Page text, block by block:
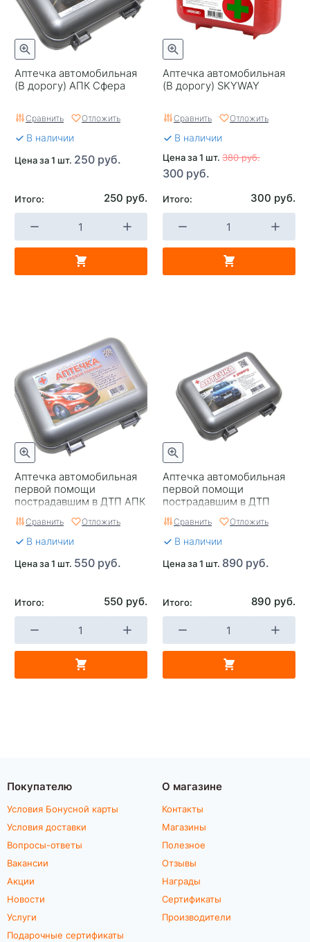
Аптечка автомобильная
(В дорогу) АПК Сфера
Сравнить Отложить
В наличии
Цена за 1 шт. 250 руб.
Итого: 250 руб.
Аптечка автомобильная
(В дорогу) SKYWAY
Сравнить Отложить
В наличии
Цена за 1 шт. 380 руб.
300 руб.
Итого: 300 руб.
Аптечка автомобильная
первой помощи
пострадавшим в ДТП АПК
Сфера
Сравнить Отложить
В наличии
Цена за 1 шт. 550 руб.
Итого: 550 руб.
Аптечка автомобильная
первой помощи
пострадавшим в ДТП
ГОСТ 2024г АПК Сфера
Сравнить Отложить
В наличии
Цена за 1 шт. 890 руб.
Итого: 890 руб.
Покупателю
Условия Бонусной карты
Условия доставки
Вопросы-ответы
Вакансии
Акции
Новости
Услуги
Подарочные сертификаты
О магазине
Контакты
Магазины
Полезное
Отзывы
Награды
Сертификаты
Производители